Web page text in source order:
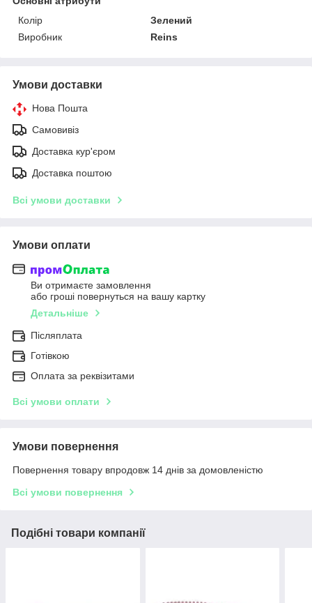
Колір
Зелений
Виробник
Reins
Умови доставки
Нова Пошта
Самовивіз
Доставка кур'єром
Доставка поштою
Всі умови доставки
Умови оплати
Ви отримаєте замовлення
або гроші повернуться на вашу картку
Детальніше
Післяплата
Готівкою
Оплата за реквізитами
Всі умови оплати
Умови повернення
Повернення товару впродовж 14 днів за домовленістю
Всі умови повернення
Подібні товари компанії